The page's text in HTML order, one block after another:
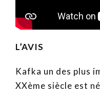
L’AVIS
Kafka un des plus
XXème siècle est